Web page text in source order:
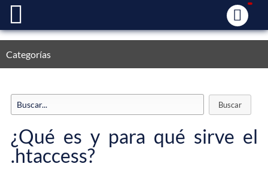
Categorías
¿Qué es y para qué sirve el
.htaccess?